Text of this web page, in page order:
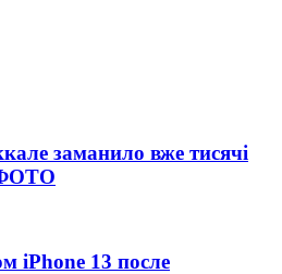
заманило вже тисячі
ФОТО
iPhone 13 после